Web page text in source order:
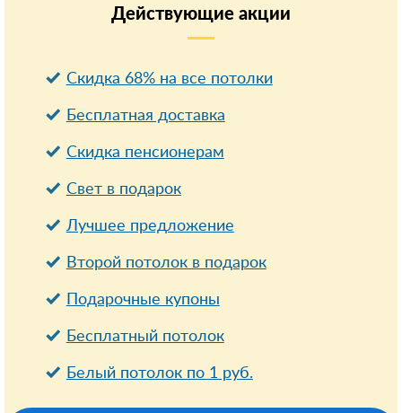
Действующие акции
Скидка 68% на все потолки
Бесплатная доставка
Cкидка пенсионерам
Свет в подарок
Лучшее предложение
Второй потолок в подарок
Подарочные купоны
Бесплатный потолок
Белый потолок по 1 руб.